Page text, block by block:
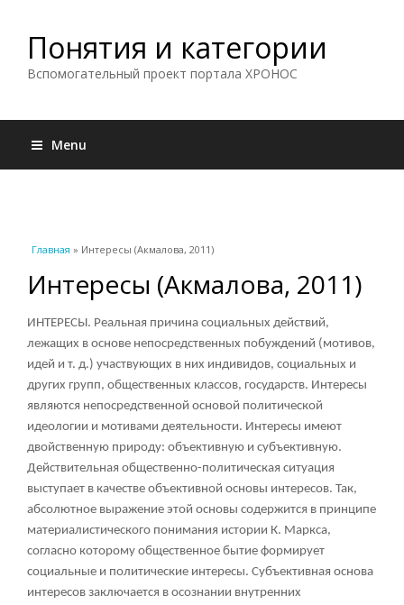
Понятия и категории
Вспомогательный проект портала ХРОНОС
Menu
Вы здесь
Главная » Интересы (Акмалова, 2011)
Интересы (Акмалова, 2011)
ИНТЕРЕСЫ. Реальная причина социальных действий,
лежащих в основе непосредственных побуждений (мотивов,
идей и т. д.) участвующих в них индивидов, социальных и
других групп, общественных классов, государств. Интересы
являются непосредственной основой политической
идеологии и мотивами деятельности. Интересы имеют
двойственную природу: объективную и субъективную.
Действительная общественно-политическая ситуация
выступает в качестве объективной основы интересов. Так,
абсолютное выражение этой основы содержится в принципе
материалистического понимания истории К. Маркса,
согласно которому общественное бытие формирует
социальные и политические интересы. Субъективная основа
интересов заключается в осознании внутренних